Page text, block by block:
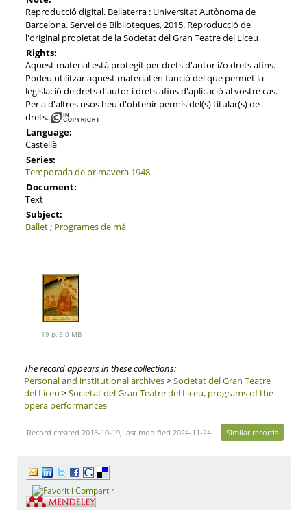
Reproducció digital. Bellaterra : Universitat Autònoma de
Barcelona. Servei de Biblioteques, 2015. Reproducció de
l'original propietat de la Societat del Gran Teatre del Liceu
Rights:
Aquest material està protegit per drets d'autor i/o drets afins.
Podeu utilitzar aquest material en funció del que permet la
legislació de drets d'autor i drets afins d'aplicació al vostre cas.
Per a d'altres usos heu d'obtenir permís del(s) titular(s) de
drets.
Language:
Castellà
Series:
Temporada de primavera 1948
Document:
Text
Subject:
Ballet; Programes de mà
19 p, 5.0 MB
The record appears in these collections:
Personal and institutional archives>Societat del Gran Teatre
del Liceu >Societat del Gran Teatre del Liceu, programs of the
opera performances
Record created 2015-10-19, last modified 2024-11-24 Similar records